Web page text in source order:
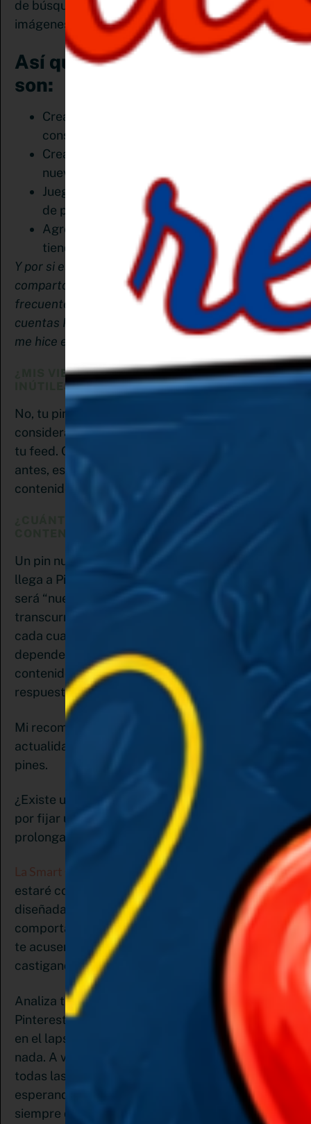
de búsqueda visual, así que le da prioridad a las
imágenes.
Así que mis recomendaciones
son:
Crea publicaciones de blog nuevas y sé
constante.
Crea más imágenes de pin para contenido
nuevo y existente.
Juega con diferentes títulos y descripciones
de pines
Agrega más pines a los productos de tu
tienda online, en el caso de que tengas una.
Y por si estás aún dado vueltas al asunto, te
comparto alguna de las preguntas más
frecuentes realizadas por usuarios a expertos en
cuentas Pinterest y que honestamente yo también
me hice en su momento:
¿MIS VIEJOS PINES Y CONTENIDO SON
INÚTILES?
No, tu pines viejos no son inútiles, aún pueden ser
considerados contenido relevante y alimentar
tu feed. Compártelos un par de veces al año, pero
antes, estudia en qué época del año ese
contenido puede ser mejor recibido.
¿CUÁNTO TIEMPO PASARÁ HASTA QUE MI
CONTENIDO NUEVO SE VUELVA ANTIGUO?
Un pin nuevo se define como una imagen que
llega a Pinterest por primera vez. Así que siempre
será “nuevo”, es decir: el tiempo que ha
transcurrido no tiene mayor relevancia. ¿Que
cada cuanto deberás renovar tus publicaciones?
depende de la imagen y el
contenido. Desafortunadamente, no hay una
respuesta concreta a esta interrogante.
Mi recomendación es que tomes en cuenta la
actualidad, la frescura y la relevancia de tus
pines.
¿Existe una penalización por parte de Pinterest
por fijar una segunda o tercera vez con un tiempo
prolongado entre los pines?
La Smart Guide de Tailwind(Más adelante te
estaré contando de esta herramienta) está
diseñada para ayudarte a evitar
comportamientos que hagan que otros usuarios
te acusen. No siempre Pinterest te está
castigando.
Analiza tus comportamientos en
Pinterest. Puedes colocar el mismo pin dos veces
en el lapso de dos o tres meses y que no suceda
nada. A veces suponemos que Pinterest es como
todas las demás plataformas y solo está
esperando para repartir sanciones. Recuerda
siempre que existen diferencias entre las